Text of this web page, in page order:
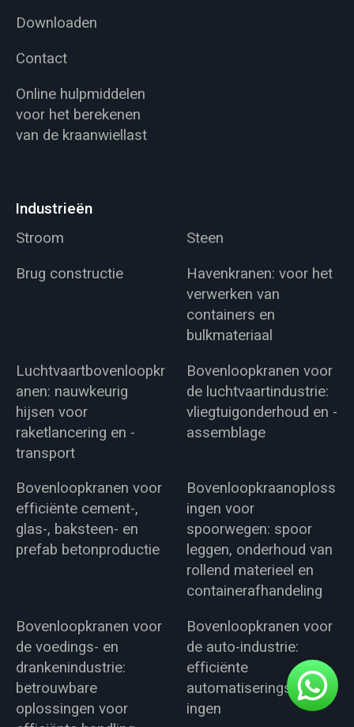
Downloaden
Contact
Online hulpmiddelen
voor het berekenen
van de kraanwiellast
Industrieën
Stroom
Steen
Brug constructie
Havenkranen: voor het
verwerken van
containers en
bulkmateriaal
Luchtvaartbovenloopkr
anen: nauwkeurig
hijsen voor
raketlancering en -
transport
Bovenloopkranen voor
de luchtvaartindustrie:
vliegtuigonderhoud en -
assemblage
Bovenloopkranen voor
efficiënte cement-,
glas-, baksteen- en
prefab betonproductie
Bovenloopkraanoploss
ingen voor
spoorwegen: spoor
leggen, onderhoud van
rollend materieel en
containerafhandeling
Bovenloopkranen voor
de voedings- en
drankenindustrie:
betrouwbare
oplossingen voor
Bovenloopkranen voor
de auto-industrie:
efficiënte
automatiseringsoploss
ingen